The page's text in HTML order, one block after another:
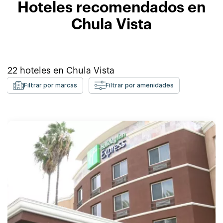
Hoteles recomendados en
Chula Vista
22 hoteles en Chula Vista
Filtrar por marcas Filtrar por amenidades